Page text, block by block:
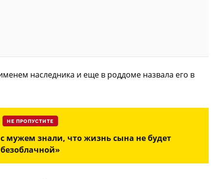
наследника и еще в роддоме назвала его в
НЕ ПРОПУСТИТЕ
мужем знали, что жизнь сына не будет
безоблачной»